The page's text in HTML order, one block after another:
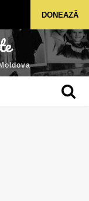
din MoldovaDONEAZĂ